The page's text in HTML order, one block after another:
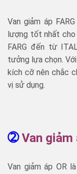
Van giảm áp
lượng tốt nhất cho
FARG đến từ
tưởng lựa chọn.
kích cỡ nên chắc
vị sử dụng.
➁ Van giảm
Van giảm áp OR